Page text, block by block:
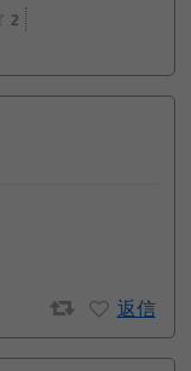
2
返信